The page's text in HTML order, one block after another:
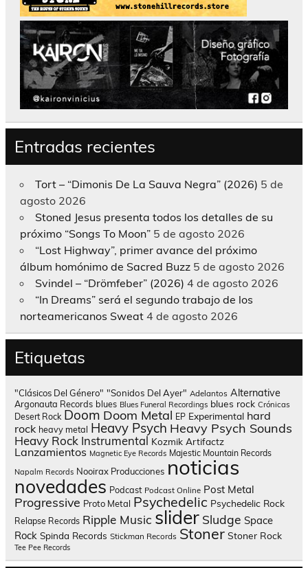
Entradas recientes
Tort – “Dimonis De La Sauva Negra” (2026) 5 de
agosto 2026
Stoned Jesus presenta todos los detalles de su
próximo “Songs To Moon” 5 de agosto 2026
“Lost Highway”, primer avance del próximo
álbum homónimo de Sacred Buzz 5 de agosto 2026
Svindel – “Drömfeber” (2026) 4 de agosto 2026
“In Dreams” será el segundo trabajo de los
norteamericanos Sweat 4 de agosto 2026
Etiquetas
"Clásicos Del Género" "Sonidos Del Ayer" Adelantos Alternative
Argonauta Records blues Blues Funeral Recordings blues rock Crónicas
Desert Rock Doom Doom Metal EP Experimental hard
rock heavy metal Heavy Psych Heavy Psych Sounds
Heavy Rock Instrumental Kozmik Artifactz
Lanzamientos Magnetic Eye Records Majestic Mountain Records
Napalm Records Nooirax Producciones noticias
novedades Podcast Podcast Online Post Metal
Progressive Proto Metal Psychedelic Psychedelic Rock
Relapse Records Ripple Music slider Sludge Space
Rock Spinda Records Stickman Records Stoner Stoner Rock
Tee Pee Records